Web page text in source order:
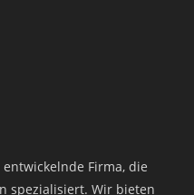
Firma, die
spezialisiert. Wir bieten